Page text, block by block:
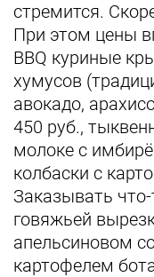
стремится.
При этом цены
BBQ куриные
хумусов
авокадо,
450 руб.,
молоке с
колбаски с
Заказывать
говяжьей
апельсиновом
картофелем